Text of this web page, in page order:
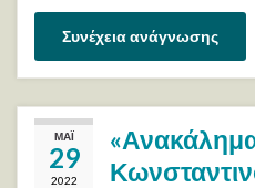
Συνέχεια ανάγνωσης
ΜΆΙ
29
2022